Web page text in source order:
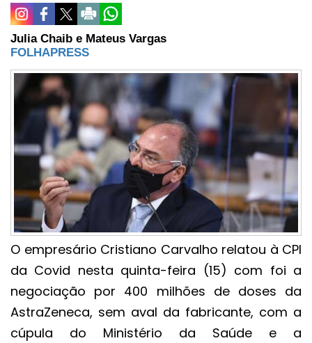
Julia Chaib e Mateus Vargas
FOLHAPRESS
O empresário Cristiano Carvalho relatou à CPI
da Covid nesta quinta-feira (15) com foi a
negociação por 400 milhões de doses da
AstraZeneca, sem aval da fabricante, com a
cúpula do Ministério da Saúde e a